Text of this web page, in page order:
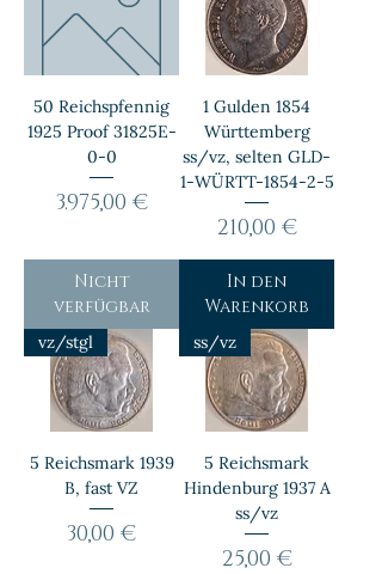
50 Reichspfennig
1925 Proof 31825E-
0-0
Preis
3.975,00 €
Nicht
verfügbar
1 Gulden 1854
Württemberg
ss/vz, selten GLD-
1-WÜRTT-1854-2-5
Preis
210,00 €
In den
Warenkorb
vz/stgl
5 Reichsmark 1939
B, fast VZ
Preis
30,00 €
ss/vz
5 Reichsmark
Hindenburg 1937 A
ss/vz
Preis
25,00 €